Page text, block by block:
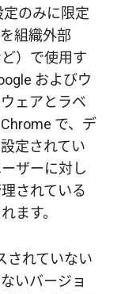
のみに限定
組織外部
）で使用す
およびウ
ェアとラベ
で、デ
定されてい
ザーに対し
されている
ます。
されていない
いバージョ